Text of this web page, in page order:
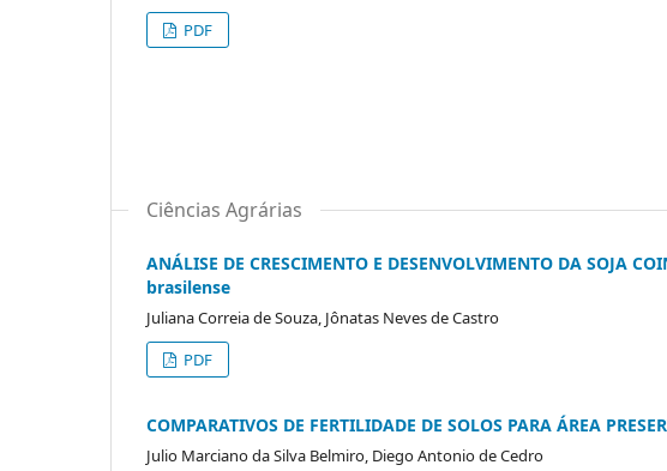
PDF
Ciências Agrárias
ANÁLISE DE CRESCIMENTO E DESENVOLVIMENTO DA SOJA
brasilense
Juliana Correia de Souza, Jônatas Neves de Castro
PDF
COMPARATIVOS DE FERTILIDADE DE SOLOS PARA ÁREA
Julio Marciano da Silva Belmiro, Diego Antonio de Cedro